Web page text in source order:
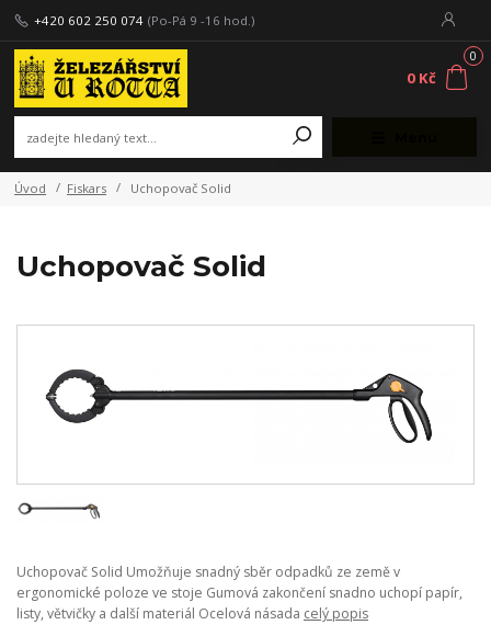
+420 602 250 074 (Po-Pá 9 -16 hod.)
0
0 Kč
Úvod Fiskars Uchopovač Solid
Uchopovač Solid
Uchopovač Solid Umožňuje snadný sběr odpadků ze země v
ergonomické poloze ve stoje Gumová zakončení snadno uchopí papír,
listy, větvičky a další materiál Ocelová násada celý popis